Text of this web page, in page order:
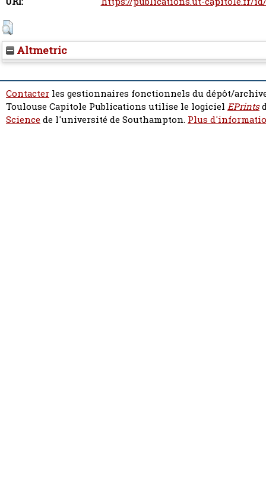
Altmetric
Contacter les gestionnaires fonctionnels du dépôt/
Toulouse Capitole Publications utilise le logiciel EPrints
Sciencede l'université de Southampton. Plus